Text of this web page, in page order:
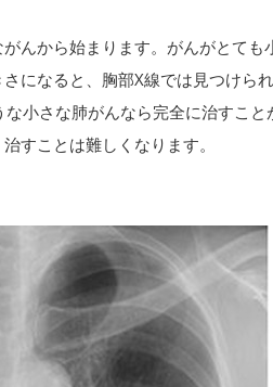
んから始まります。がんがとて
になると、胸部X線では見つけら
小さな肺がんなら完全に治すこ
すことは難しくなります。